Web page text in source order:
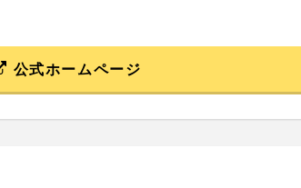
公式ホームページ